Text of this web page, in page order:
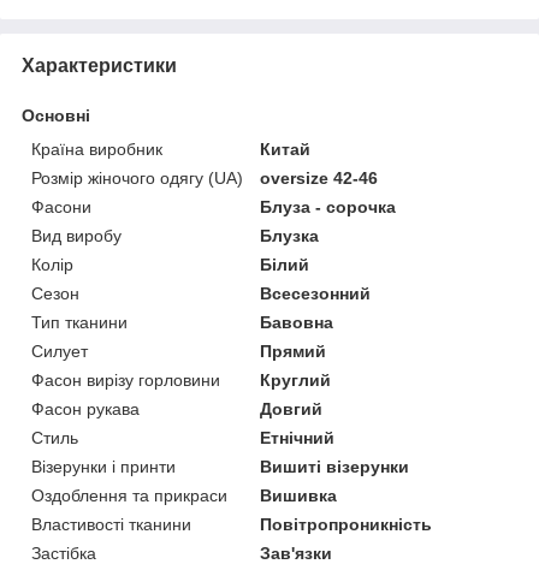
Характеристики
Основні
Країна виробник
Китай
Розмір жіночого одягу (UA)
oversize 42-46
Фасони
Блуза - сорочка
Вид виробу
Блузка
Колір
Білий
Сезон
Всесезонний
Тип тканини
Бавовна
Силует
Прямий
Фасон вирізу горловини
Круглий
Фасон рукава
Довгий
Стиль
Етнічний
Візерунки і принти
Вишиті візерунки
Оздоблення та прикраси
Вишивка
Властивості тканини
Повітропроникність
Застібка
Зав'язки